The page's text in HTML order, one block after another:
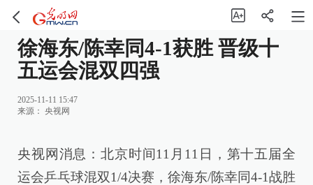
徐海东/陈幸同4-1获胜 晋级十
五运会混双四强
2025-11-11 15:47
来源： 央视网
央视网消息：北京时间11月11日，第十五届全
运会乒乓球混双1/4决赛，徐海东/陈幸同4-1战胜